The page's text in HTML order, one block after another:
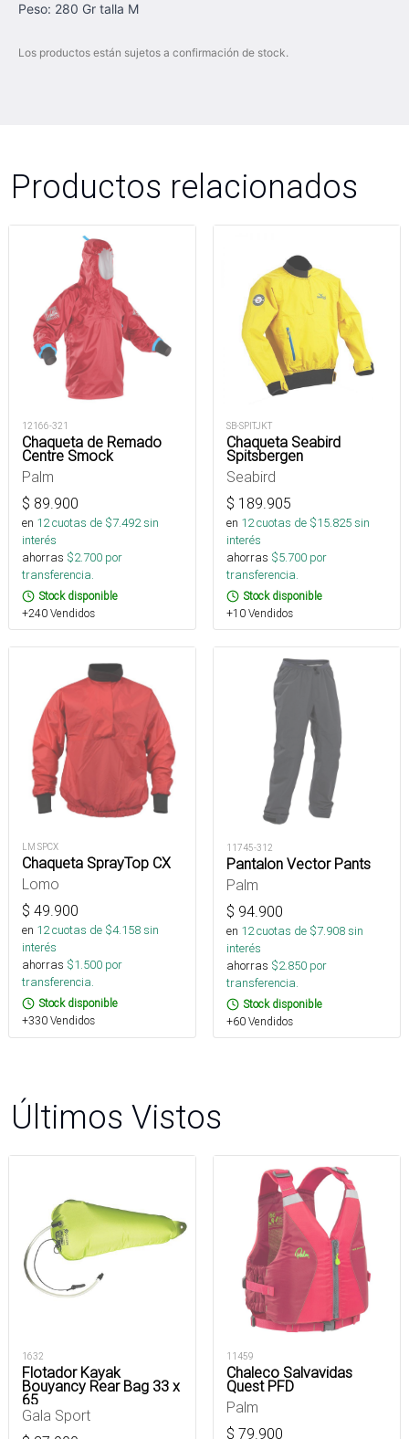
Peso: 280 Gr talla M
Los productos están sujetos a confirmación de stock.
Productos relacionados
12166-321
Chaqueta de Remado
Centre Smock
Palm
$ 89.900
en 12cuotas de $7.492sin
interés
ahorras $2.700 por
transferencia.
Stock disponible
+240 Vendidos
SB-SPITJKT
Chaqueta Seabird
Spitsbergen
Seabird
$ 189.905
en 12cuotas de $15.825sin
interés
ahorras $5.700 por
transferencia.
Stock disponible
+10 Vendidos
LM SPCX
Chaqueta SprayTop CX
Lomo
$ 49.900
en 12cuotas de $4.158sin
interés
ahorras $1.500 por
transferencia.
Stock disponible
+330 Vendidos
11745-312
Pantalon Vector Pants
Palm
$ 94.900
en 12cuotas de $7.908sin
interés
ahorras $2.850 por
transferencia.
Stock disponible
+60 Vendidos
Últimos Vistos
1632
Flotador Kayak
Bouyancy Rear Bag 33 x
65
Gala Sport
11459
Chaleco Salvavidas
Quest PFD
Palm
$ 79.900